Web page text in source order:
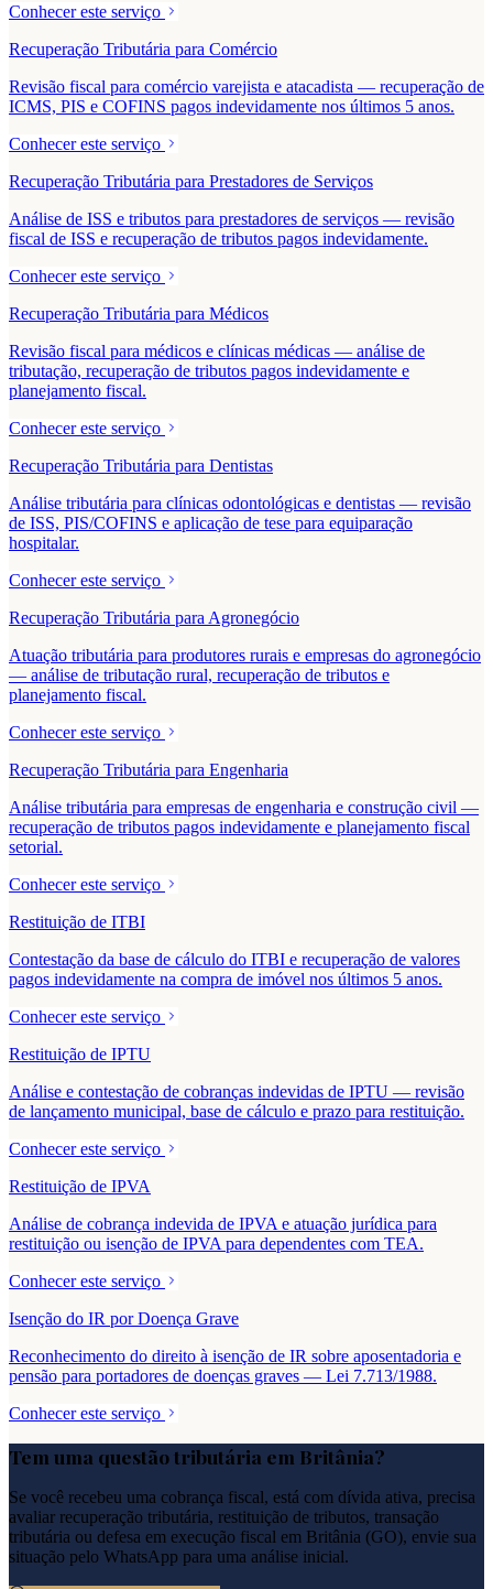
Conhecer este serviço
Recuperação Tributária para Comércio
Revisão fiscal para comércio varejista e atacadista — recuperação de
ICMS, PIS e COFINS pagos indevidamente nos últimos 5 anos.
Conhecer este serviço
Recuperação Tributária para Prestadores de Serviços
Análise de ISS e tributos para prestadores de serviços — revisão
fiscal de ISS e recuperação de tributos pagos indevidamente.
Conhecer este serviço
Recuperação Tributária para Médicos
Revisão fiscal para médicos e clínicas médicas — análise de
tributação, recuperação de tributos pagos indevidamente e
planejamento fiscal.
Conhecer este serviço
Recuperação Tributária para Dentistas
Análise tributária para clínicas odontológicas e dentistas — revisão
de ISS, PIS/COFINS e aplicação de tese para equiparação
hospitalar.
Conhecer este serviço
Recuperação Tributária para Agronegócio
Atuação tributária para produtores rurais e empresas do agronegócio
— análise de tributação rural, recuperação de tributos e
planejamento fiscal.
Conhecer este serviço
Recuperação Tributária para Engenharia
Análise tributária para empresas de engenharia e construção civil —
recuperação de tributos pagos indevidamente e planejamento fiscal
setorial.
Conhecer este serviço
Restituição de ITBI
Contestação da base de cálculo do ITBI e recuperação de valores
pagos indevidamente na compra de imóvel nos últimos 5 anos.
Conhecer este serviço
Restituição de IPTU
Análise e contestação de cobranças indevidas de IPTU — revisão
de lançamento municipal, base de cálculo e prazo para restituição.
Conhecer este serviço
Restituição de IPVA
Análise de cobrança indevida de IPVA e atuação jurídica para
restituição ou isenção de IPVA para dependentes com TEA.
Conhecer este serviço
Isenção do IR por Doença Grave
Reconhecimento do direito à isenção de IR sobre aposentadoria e
pensão para portadores de doenças graves — Lei 7.713/1988.
Conhecer este serviço
Tem uma questão tributária em Britânia?
Se você recebeu uma cobrança fiscal, está com dívida ativa, precisa
avaliar recuperação tributária, restituição de tributos, transação
tributária ou defesa em execução fiscal em Britânia (GO), envie sua
situação pelo WhatsApp para uma análise inicial.